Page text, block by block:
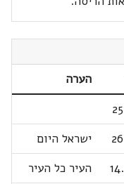
הערה
ישראל היום
העיר כל העיר